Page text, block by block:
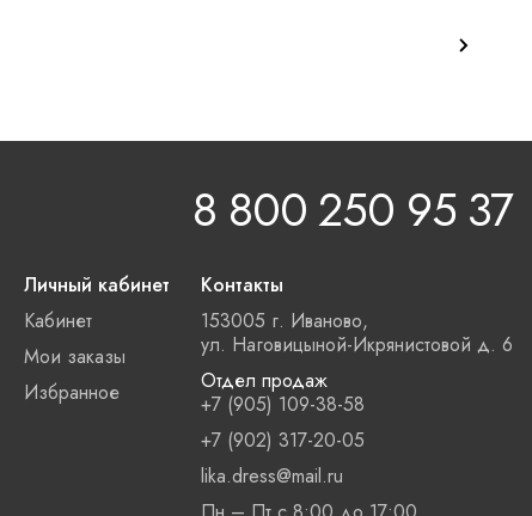
8 800 250 95 37
Личный кабинет
Кабинет
Мои заказы
Избранное
Контакты
153005 г. Иваново,
ул. Наговицыной-Икрянистовой д. 6
Отдел продаж
+7 (905) 109-38-58
+7 (902) 317-20-05
lika.dress@mail.ru